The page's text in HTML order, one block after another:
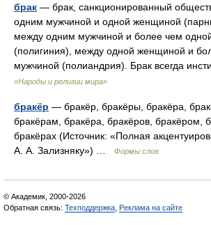
брак — брак, санкционированный
одним мужчиной и одной женщиной
между одним мужчиной и более чем
(полигиния), между одной женщиной и
мужчиной (полиандрия). Брак всегда
«Народы и религии мира»
бракёр — бракёр, бракёры, бракёра,
бракёрам, бракёра, бракёров, бракёром,
бракёрах (Источник: «Полная
А. А. Зализняку») …
Формы слов
© Академик, 2000-2026
Обратная связь: Техподдержка Реклама на сайте